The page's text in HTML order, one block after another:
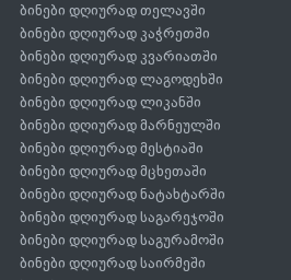
ბინები დღიურად თელავში
ბინები დღიურად კაჭრეთში
ბინები დღიურად კვარიათში
ბინები დღიურად ლაგოდეხში
ბინები დღიურად ლიკანში
ბინები დღიურად მარნეულში
ბინები დღიურად მესტიაში
ბინები დღიურად მცხეთაში
ბინები დღიურად ნატახტარში
ბინები დღიურად საგარეჯოში
ბინები დღიურად საგურამოში
ბინები დღიურად საირმეში